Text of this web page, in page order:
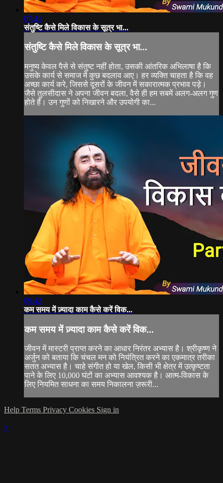
07:41
संतुष्टि कैसे मिले विकास के सूत्र भा...
संतुष्टि कैसे मिले विकास के सूत्र भा...
मनुष्य केवल पैसे से संतुष्ट नहीं होता, उसकी आंतरिक अभिलाषा है कि
उसके कार्य से समाज में कुछ बदलाव आए। हर व्यक्ति चाहता है कि वह
अच्छा कार्य करे, जिससे दूसरों के जीवन में सकारात्मक प्रभाव पड़े।
जैसे तुलसीदास ने अपना जीवन बदला, वैसे ही हम सबमें अलग-अलग गुण
होते हैं। उन गुणों को निखारने और उपयोगी का...
09:42
कम समय में ज़्यादा काम कैसे करें विक...
कम समय में ज़्यादा काम कैसे करें विक...
जीवन में मास्टरी प्राप्त करने का आधार निरंतर अभ्यास है। श्रीकृष्ण ने
अर्जुन को बताया कि चंचल मन को नियंत्रित करने का एकमात्र तरीका
सतत अभ्यास है। चाहे संगीत हो या खेल, किसी भी क्षेत्र में उत्कृष्टता
पाने के लिए 10,000 घंटों का अभ्यास आवश्यक है। आत्म-विकास के
लिए नियमित साधना का समय निकालना ज़रूरी...
Help Terms Privacy Cookies Sign in
×